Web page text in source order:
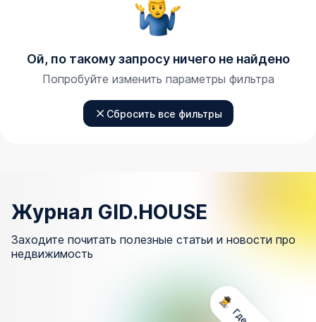
Ой, по такому запросу ничего не найдено
Попробуйте изменить параметры фильтра
Сбросить все фильтры
Журнал GID.HOUSE
Заходите почитать полезные статьи и новости про
недвижимость